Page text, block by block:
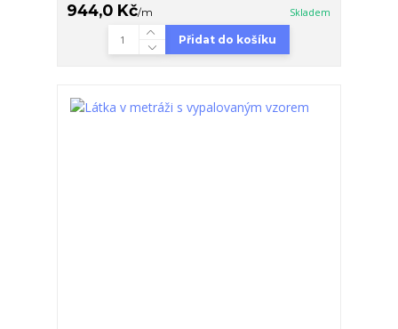
944,0 Kč/m Skladem
Přidat do košíku